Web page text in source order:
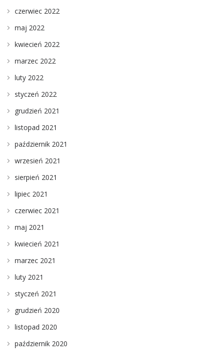
czerwiec 2022
maj 2022
kwiecień 2022
marzec 2022
luty 2022
styczeń 2022
grudzień 2021
listopad 2021
październik 2021
wrzesień 2021
sierpień 2021
lipiec 2021
czerwiec 2021
maj 2021
kwiecień 2021
marzec 2021
luty 2021
styczeń 2021
grudzień 2020
listopad 2020
październik 2020